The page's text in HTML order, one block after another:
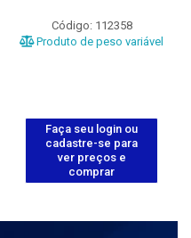
Código: 112358
Produto de peso variável
Faça seu login ou
cadastre-se para
ver preços e
comprar